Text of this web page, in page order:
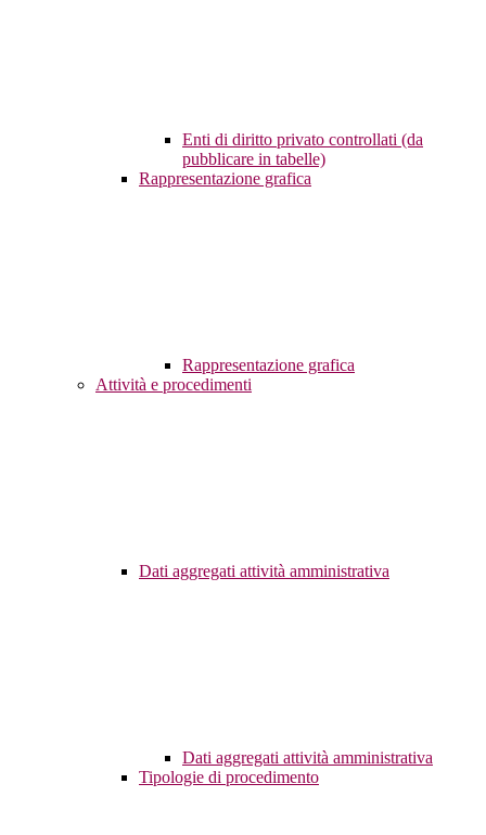
Enti di diritto privato controllati (da
pubblicare in tabelle)
Rappresentazione grafica
Rappresentazione grafica
Attività e procedimenti
Dati aggregati attività amministrativa
Dati aggregati attività amministrativa
Tipologie di procedimento